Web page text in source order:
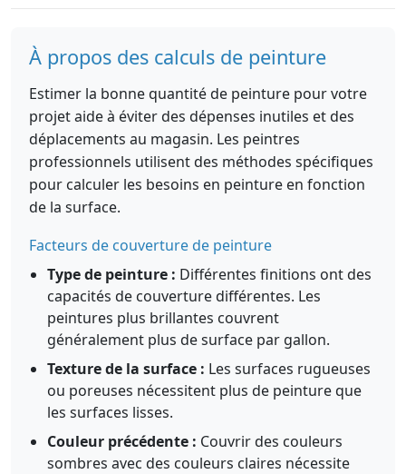
À propos des calculs de peinture
Estimer la bonne quantité de peinture pour votre
projet aide à éviter des dépenses inutiles et des
déplacements au magasin. Les peintres
professionnels utilisent des méthodes spécifiques
pour calculer les besoins en peinture en fonction
de la surface.
Facteurs de couverture de peinture
Type de peinture : Différentes finitions ont des
capacités de couverture différentes. Les
peintures plus brillantes couvrent
généralement plus de surface par gallon.
Texture de la surface : Les surfaces rugueuses
ou poreuses nécessitent plus de peinture que
les surfaces lisses.
Couleur précédente : Couvrir des couleurs
sombres avec des couleurs claires nécessite